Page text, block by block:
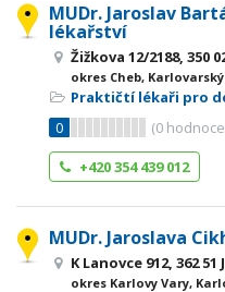
MUDr. Jaroslav
lékařství
Žižkova 12/2188, 350
okres Cheb,
Praktičtí lékaři pro
0
(0
+420 354 439 012
MUDr. Jaroslava
K Lanovce 912, 362 51
okres Karlovy Vary,